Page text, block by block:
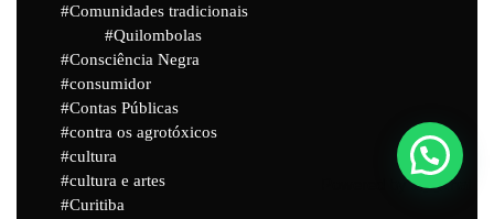
Comunidades tradicionais
Quilombolas
Consciência Negra
consumidor
Contas Públicas
contra os agrotóxicos
cultura
cultura e artes
Curitiba
Powered byJoinchat